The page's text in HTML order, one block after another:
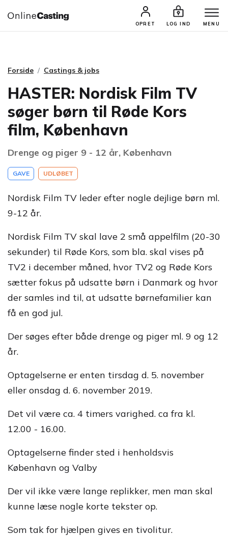
OPRET LOG IND MENU
CASTINGS & JOBS SØG PROFIL
Forside Castings & jobs
HASTER: Nordisk Film TV
søger børn til Røde Kors
film, København
Drenge og piger 9 - 12 år, København
GAVE UDLØBET
Nordisk Film TV leder efter nogle dejlige børn ml.
9-12 år.
Nordisk Film TV skal lave 2 små appelfilm (20-30
sekunder) til Røde Kors, som bla. skal vises på
TV2 i december måned, hvor TV2 og Røde Kors
sætter fokus på udsatte børn i Danmark og hvor
der samles ind til, at udsatte børnefamilier kan
få en god jul.
Der søges efter både drenge og piger ml. 9 og 12
år.
Optagelserne er enten tirsdag d. 5. november
eller onsdag d. 6. november 2019.
Det vil være ca. 4 timers varighed. ca fra kl.
12.00 - 16.00.
Optagelserne finder sted i henholdsvis
København og Valby
Der vil ikke være lange replikker, men man skal
kunne læse nogle korte tekster op.
Som tak for hjælpen gives en tivolitur.